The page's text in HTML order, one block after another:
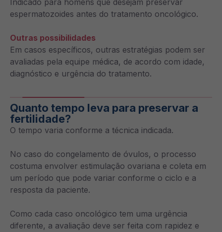
Indicado para homens que desejam preservar
espermatozoides antes do tratamento oncológico.
Outras possibilidades
Em casos específicos, outras estratégias podem ser
avaliadas pela equipe médica, de acordo com idade,
diagnóstico e urgência do tratamento.
Quanto tempo leva para preservar a
fertilidade?
O tempo varia conforme a técnica indicada.
No caso do congelamento de óvulos, o processo
costuma envolver estimulação ovariana e coleta em
um período que pode variar conforme o ciclo e a
resposta da paciente.
Como cada caso oncológico tem uma urgência
diferente, a avaliação deve ser feita com rapidez e